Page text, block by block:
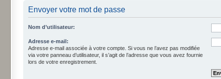
Envoyer votre mot de passe
Nom d’utilisateur:
Adresse e-mail:
Adresse e-mail associée à votre compte. Si vous ne l’avez pas modifiée
via votre panneau d’utilisateur, il s’agit de l’adresse que vous avez fournie
lors de votre enregistrement.